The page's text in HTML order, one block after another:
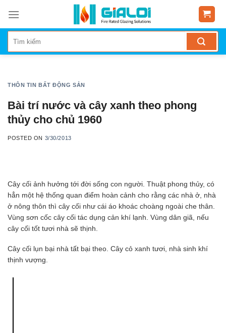
content
THÔN TIN BẤT ĐỘNG SẢN
Bài trí nước và cây xanh theo phong
thủy cho chủ 1960
POSTED ON 3/30/2013
Cây cối ảnh hưởng tới đời sống con người. Thuật phong thủy, có
hẳn một hệ thống quan điểm hoàn cảnh cho rằng các nhà ở, nhà
ở nông thôn thì cây cối như cái áo khoác choàng ngoài che thân.
Vùng sơn cốc cây cối tác dụng cản khí lạnh. Vùng dân giã, nếu
cây cối tốt tươi nhà sẽ thịnh.
Cây cối lụn bại nhà tất bại theo. Cây cỏ xanh tươi, nhà sinh khí
thịnh vượng.